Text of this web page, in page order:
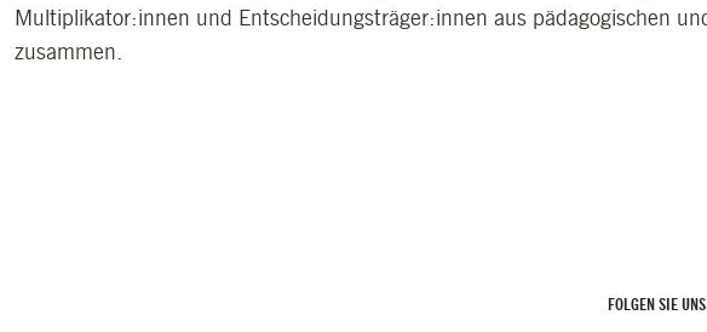
Multiplikator:innen und Entscheidungsträger:innen aus pädagogischen
zusammen.
FOLGEN SIE UNS